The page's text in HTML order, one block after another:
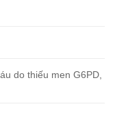
do thiếu men G6PD,